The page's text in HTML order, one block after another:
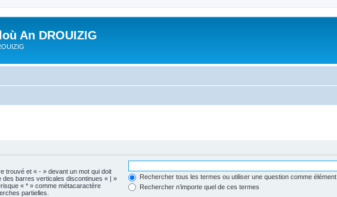
An DROUIZIG
trouvé et « - » devant un mot qui doit
barres verticales discontinues « | »
« * » comme métacaractère
partielles.
Rechercher tous les termes ou utiliser une question comme élément
Rechercher n’importe quel de ces termes